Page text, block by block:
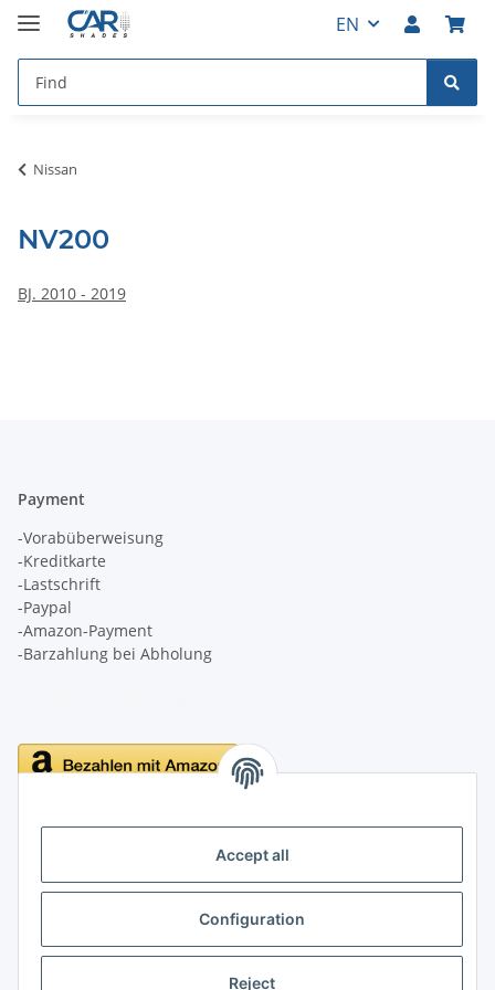
Accept all
Configuration
Reject
EN
Nissan
NV200
BJ. 2010 - 2019
Payment
-Vorabüberweisung
-Kreditkarte
-Lastschrift
-Paypal
-Amazon-Payment
-Barzahlung bei Abholung